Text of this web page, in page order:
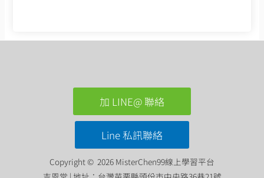
加 LINE@ 聯絡
Line 私訊聯絡
Copyright © 2026 MisterChen99線上學習平台